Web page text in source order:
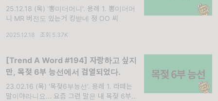
25.12.18 (목) '뽕미더머니'. 용례 1. 뽕미더머
니 MR 버전도 있는거 킹받네 정 OO 씨
2025.12.18 조회 5.37K
[Trend A Word #194] 자랑하고 싶지
만, 목젖 6부 능선에서 검열되었다.
23.02.16 (목) '목젖6부능선'. 용례 1. 라떼는
말이야라니요... 요즘 그런 말은 내 목젖 6부 능